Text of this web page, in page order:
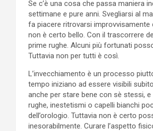
Se c’è una cosa che passa maniera
settimane e pure anni. Svegliarsi al
fa piacere ritrovarsi improvvisamente
non è certo bello. Con il trascorrere
prime rughe. Alcuni più fortunati
Tuttavia non per tutti è così.
L’invecchiamento è un processo
tempo iniziano ad essere visibili
anche per stare bene con sè stessi,
rughe, inestetismi o capelli bianchi
dell’orologio. Tuttavia non è certo
inesorabilmente. Curare l’aspetto